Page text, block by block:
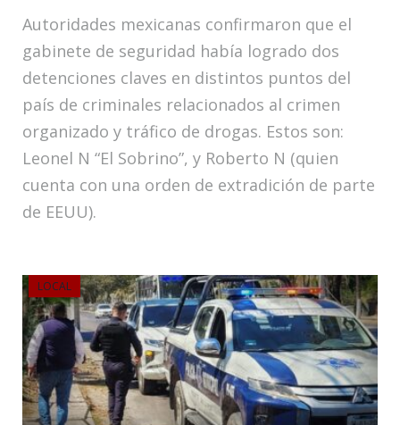
Autoridades mexicanas confirmaron que el
gabinete de seguridad había logrado dos
detenciones claves en distintos puntos del
país de criminales relacionados al crimen
organizado y tráfico de drogas. Estos son:
Leonel N “El Sobrino”, y Roberto N (quien
cuenta con una orden de extradición de parte
de EEUU).
LOCAL